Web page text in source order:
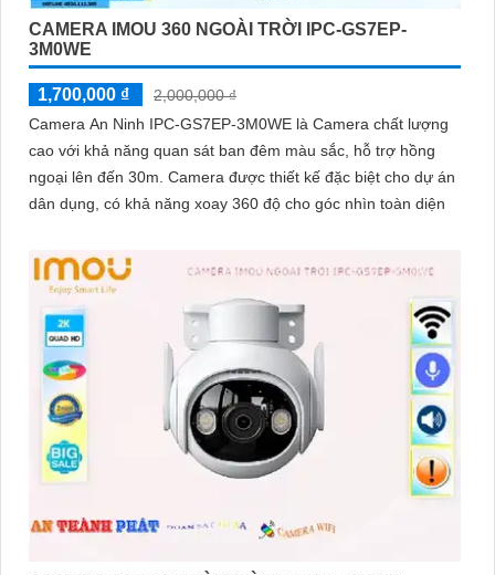
CAMERA IMOU 360 NGOÀI TRỜI IPC-GS7EP-
3M0WE
1,700,000 ₫
2,000,000 ₫
Camera An Ninh IPC-GS7EP-3M0WE là Camera chất lượng
cao với khả năng quan sát ban đêm màu sắc, hỗ trợ hồng
ngoại lên đến 30m. Camera được thiết kế đặc biệt cho dự án
dân dụng, có khả năng xoay 360 độ cho góc nhìn toàn diện